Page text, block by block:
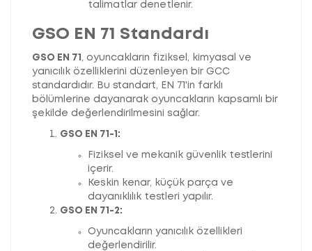
talimatlar denetlenir.
GSO EN 71 Standardı
GSO EN 71 , oyuncakların fiziksel, kimyasal ve
yanıcılık özelliklerini düzenleyen bir GCC
standardıdır. Bu standart, EN 71'in farklı
bölümlerine dayanarak oyuncakların kapsamlı bir
şekilde değerlendirilmesini sağlar.
GSO EN 71-1:
Fiziksel ve mekanik güvenlik testlerini
içerir.
Keskin kenar, küçük parça ve
dayanıklılık testleri yapılır.
GSO EN 71-2:
Oyuncakların yanıcılık özellikleri
değerlendirilir.